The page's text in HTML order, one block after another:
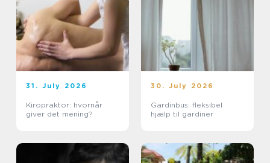
31. July 2026
Kiropraktor: hvornår
giver det mening?
30. July 2026
Gardinbus: fleksibel
hjælp til gardiner